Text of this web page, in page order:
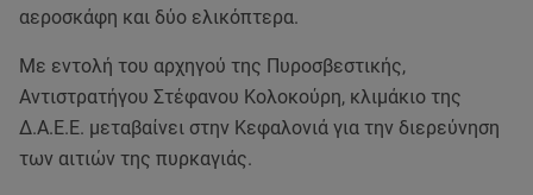
αεροσκάφη και δύο ελικόπτερα.
Με εντολή του αρχηγού της Πυροσβεστικής,
Αντιστρατήγου Στέφανου Κολοκούρη, κλιμάκιο της
Δ.Α.Ε.Ε. μεταβαίνει στην Κεφαλονιά για την διερεύνηση
των αιτιών της πυρκαγιάς.